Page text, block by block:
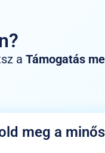
a Támogatás
meg a